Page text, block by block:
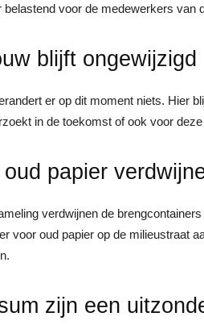
voor de medewerkers van
blijft ongewijzigd
er op dit moment niets. Hier
in de toekomst of ook voor
papier
verdwijnen de
voor oud papier op de milieustraat
zijn een